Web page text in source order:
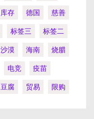
库存 德国
慈善
标签三
标签二
沙漠 海南
烧腊
电竞
疫苗
豆腐 贸易 限购